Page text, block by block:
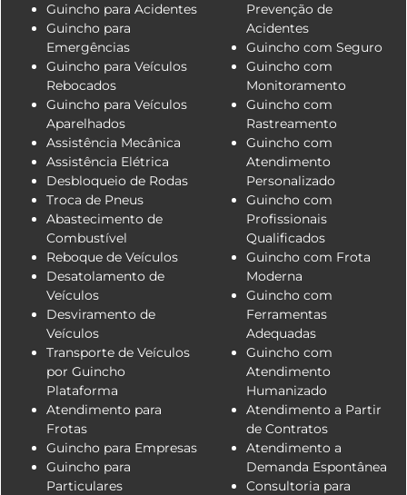
Guincho para Acidentes
Guincho para
Emergências
Guincho para Veículos
Rebocados
Guincho para Veículos
Aparelhados
Assistência Mecânica
Assistência Elétrica
Desbloqueio de Rodas
Troca de Pneus
Abastecimento de
Combustível
Reboque de Veículos
Desatolamento de
Veículos
Desviramento de
Veículos
Transporte de Veículos
por Guincho
Plataforma
Atendimento para
Frotas
Guincho para Empresas
Guincho para
Particulares
Prevenção de
Acidentes
Guincho com Seguro
Guincho com
Monitoramento
Guincho com
Rastreamento
Guincho com
Atendimento
Personalizado
Guincho com
Profissionais
Qualificados
Guincho com Frota
Moderna
Guincho com
Ferramentas
Adequadas
Guincho com
Atendimento
Humanizado
Atendimento a Partir
de Contratos
Atendimento a
Demanda Espontânea
Consultoria para